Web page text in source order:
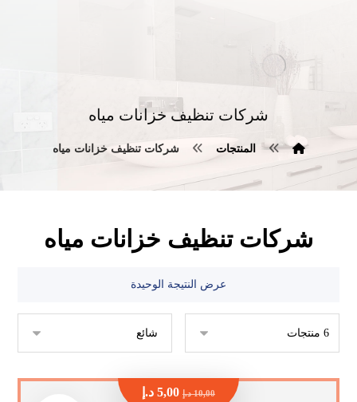
شركات تنظيف خزانات مياه
المنتجات شركات تنظيف خزانات مياه
شركات تنظيف خزانات مياه
عرض النتيجة الوحيدة
10,00 د.إ 5,00 د.إ